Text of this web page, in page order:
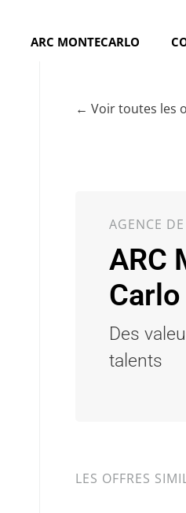
ARC MONTECARLO
← Voir toutes les
AGENCE
ARC
Carlo
Des
talents
LES OFFRES